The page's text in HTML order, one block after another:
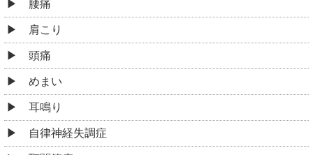
寝違え
四十肩・五十肩
胸郭出口症候群
腱鞘炎
ぎっくり腰
坐骨神経痛